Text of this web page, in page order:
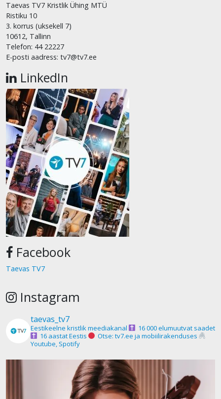
Taevas TV7 Kristlik Ühing MTÜ
Ristiku 10
3. korrus (uksekell 7)
10612, Tallinn
Telefon: 44 22227
E-posti aadress: tv7@tv7.ee
LinkedIn
Facebook
Taevas TV7
Instagram
taevas_tv7
Eestikeelne kristlik meediakanal
16 000 elumuutvat saadet
16 aastat Eestis
Otse: tv7.ee ja mobiilirakenduses
Youtube, Spotify